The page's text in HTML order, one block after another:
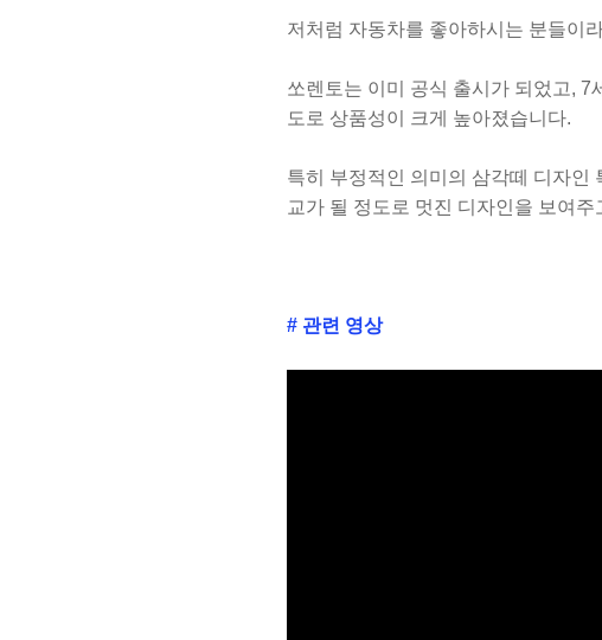
저처럼 자동차를 좋아하시는 분들이
쏘렌토는 이미 공식 출시가 되었고,
도로 상품성이 크게 높아졌습니다.
특히 부정적인 의미의 삼각떼 디자인
교가 될 정도로 멋진 디자인을 보여주
# 관련 영상